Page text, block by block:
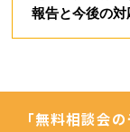
報告と今後の対
「無料相談会